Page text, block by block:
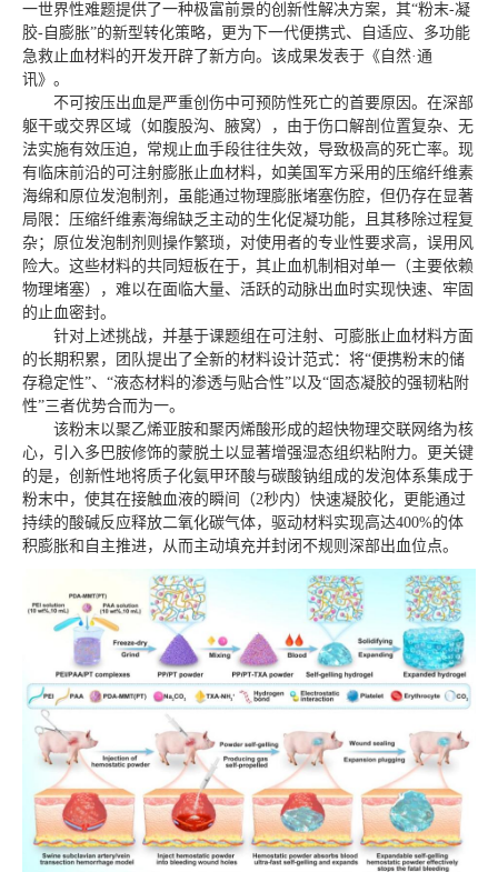
一世界性难题提供了一种极富前景的创新性解决方案，其“粉末-凝
胶-自膨胀”的新型转化策略，更为下一代便携式、自适应、多功能
急救止血材料的开发开辟了新方向。该成果发表于《自然·通
讯》。
不可按压出血是严重创伤中可预防性死亡的首要原因。在深部
躯干或交界区域（如腹股沟、腋窝），由于伤口解剖位置复杂、无
法实施有效压迫，常规止血手段往往失效，导致极高的死亡率。现
有临床前沿的可注射膨胀止血材料，如美国军方采用的压缩纤维素
海绵和原位发泡制剂，虽能通过物理膨胀堵塞伤腔，但仍存在显著
局限：压缩纤维素海绵缺乏主动的生化促凝功能，且其移除过程复
杂；原位发泡制剂则操作繁琐，对使用者的专业性要求高，误用风
险大。这些材料的共同短板在于，其止血机制相对单一（主要依赖
物理堵塞），难以在面临大量、活跃的动脉出血时实现快速、牢固
的止血密封。
针对上述挑战，并基于课题组在可注射、可膨胀止血材料方面
的长期积累，团队提出了全新的材料设计范式：将“便携粉末的储
存稳定性”、“液态材料的渗透与贴合性”以及“固态凝胶的强韧粘附
性”三者优势合而为一。
该粉末以聚乙烯亚胺和聚丙烯酸形成的超快物理交联网络为核
心，引入多巴胺修饰的蒙脱土以显著增强湿态组织粘附力。更关键
的是，创新性地将质子化氨甲环酸与碳酸钠组成的发泡体系集成于
粉末中，使其在接触血液的瞬间（2秒内）快速凝胶化，更能通过
持续的酸碱反应释放二氧化碳气体，驱动材料实现高达400%的体
积膨胀和自主推进，从而主动填充并封闭不规则深部出血位点。